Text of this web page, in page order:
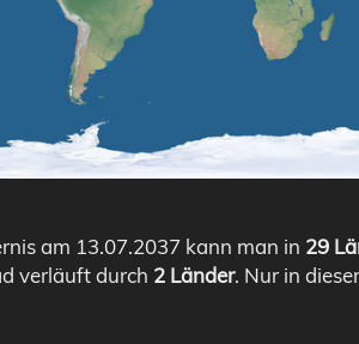
am 13.07.2037 kann man in 29
verläuft durch 2 Länder. Nur in